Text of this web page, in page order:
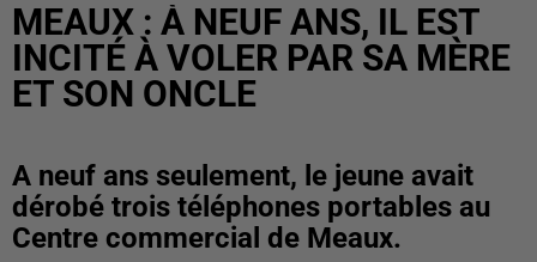
MEAUX : À NEUF ANS, IL EST
INCITÉ À VOLER PAR SA MÈRE
ET SON ONCLE
A neuf ans seulement, le jeune avait
dérobé trois téléphones portables au
Centre commercial de Meaux.